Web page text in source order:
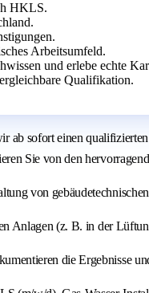
HKLS.
Arbeitsumfeld.
und erlebe echte
Qualifikation.
sofort einen
Sie von den
von
Anlagen (z. B. in der
die Ergebnisse